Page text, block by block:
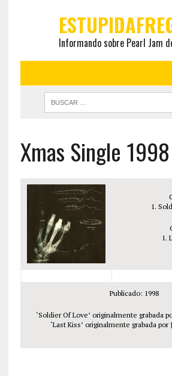
Informando sobre Pearl Jam
Xmas Single 1998
1.
1.
Publicado: 1998
‘Soldier Of Love’ originalmente grabada
‘Last Kiss’ originalmente grabada por